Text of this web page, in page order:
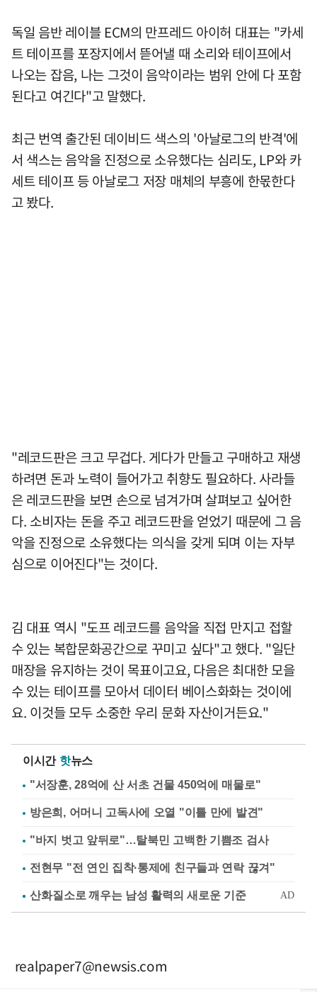
독일 음반 레이블 ECM의 만프레드 아이허 대표는 "카세
트 테이프를 포장지에서 뜯어낼 때 소리와 테이프에서
나오는 잡음, 나는 그것이 음악이라는 범위 안에 다 포함
된다고 여긴다"고 말했다.
최근 번역 출간된 데이비드 색스의 '아날로그의 반격'에
서 색스는 음악을 진정으로 소유했다는 심리도, LP와 카
세트 테이프 등 아날로그 저장 매체의 부흥에 한몫한다
고 봤다.
"레코드판은 크고 무겁다. 게다가 만들고 구매하고 재생
하려면 돈과 노력이 들어가고 취향도 필요하다. 사라들
은 레코드판을 보면 손으로 넘겨가며 살펴보고 싶어한
다. 소비자는 돈을 주고 레코드판을 얻었기 때문에 그 음
악을 진정으로 소유했다는 의식을 갖게 되며 이는 자부
심으로 이어진다"는 것이다.
김 대표 역시 "도프 레코드를 음악을 직접 만지고 접할
수 있는 복합문화공간으로 꾸미고 싶다"고 했다. "일단
매장을 유지하는 것이 목표이고요, 다음은 최대한 모을
수 있는 테이프를 모아서 데이터 베이스화화는 것이에
요. 이것들 모두 소중한 우리 문화 자산이거든요."
이시간 핫뉴스
"서장훈, 28억에 산 서초 건물 450억에 매물로"
방은희, 어머니 고독사에 오열 "이틀 만에 발견"
"바지 벗고 앞뒤로"…탈북민 고백한 기쁨조 검사
전현무 "전 연인 집착·통제에 친구들과 연락 끊겨"
realpaper7@newsis.com